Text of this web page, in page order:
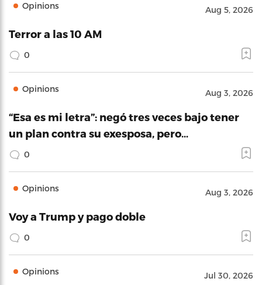
Opinions Aug 5, 2026
Terror a las 10 AM
0
Opinions Aug 3, 2026
“Esa es mi letra”: negó tres veces bajo tener
un plan contra su exesposa, pero…
0
Opinions Aug 3, 2026
Voy a Trump y pago doble
0
Opinions Jul 30, 2026